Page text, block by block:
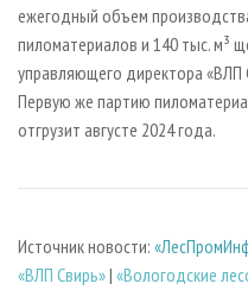
ежегодный объем
пиломатериалов и 140 тыс. м³
управляющего директора «ВЛП
Первую же партию
отгрузит августе 2024 года.
Источник новости:
«ВЛП Свирь»| «Вологодские